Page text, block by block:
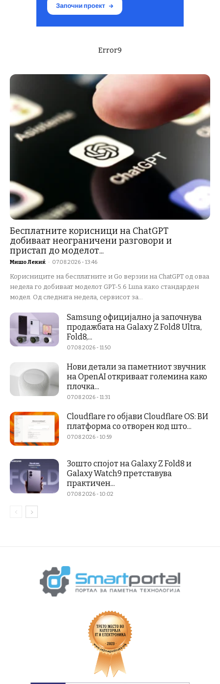
Error9
Бесплатните корисници на ChatGPT
добиваат неограничени разговори и
пристап до моделот...
Мишо Лекиќ - 07.08.2026 - 13:46
Корисниците на бесплатните и Go верзии на ChatGPT од оваа
недела го добиваат моделот GPT-5.6 Luna како стандарден
модел. Од следната недела, сервисот за...
Samsung официјално ја започнува
продажбата на Galaxy Z Fold8 Ultra,
Fold8,...
07.08.2026 - 11:50
Нови детали за паметниот звучник
на OpenAI откриваат големина како
плочка...
07.08.2026 - 11:31
Cloudflare го објави Cloudflare OS: ВИ
платформа со отворен код што...
07.08.2026 - 10:59
Зошто спојот на Galaxy Z Fold8 и
Galaxy Watch9 претставува
практичен...
07.08.2026 - 10:02